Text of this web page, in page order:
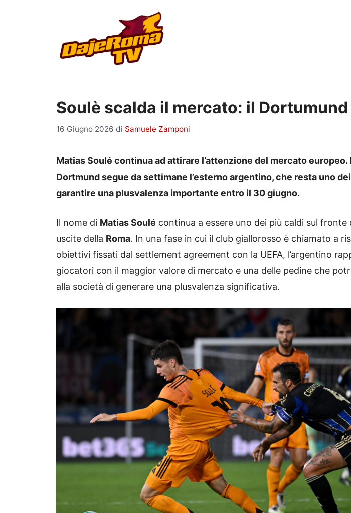
Soulè scalda il mercato: il
16 Giugno 2026 di Samuele Zamponi
Matias Soulé continua ad attirare l’attenzione del mercato europeo.
Dortmund segue da settimane l’esterno argentino, che resta uno
garantire una plusvalenza importante entro il 30 giugno.
Il nome di Matias Soulé continua a essere uno dei più caldi sul fronte
uscite della Roma. In una fase in cui il club giallorosso è chiamato a
obiettivi fissati dal settlement agreement con la UEFA, l’argentino
giocatori con il maggior valore di mercato e una delle pedine che
alla società di generare una plusvalenza significativa.